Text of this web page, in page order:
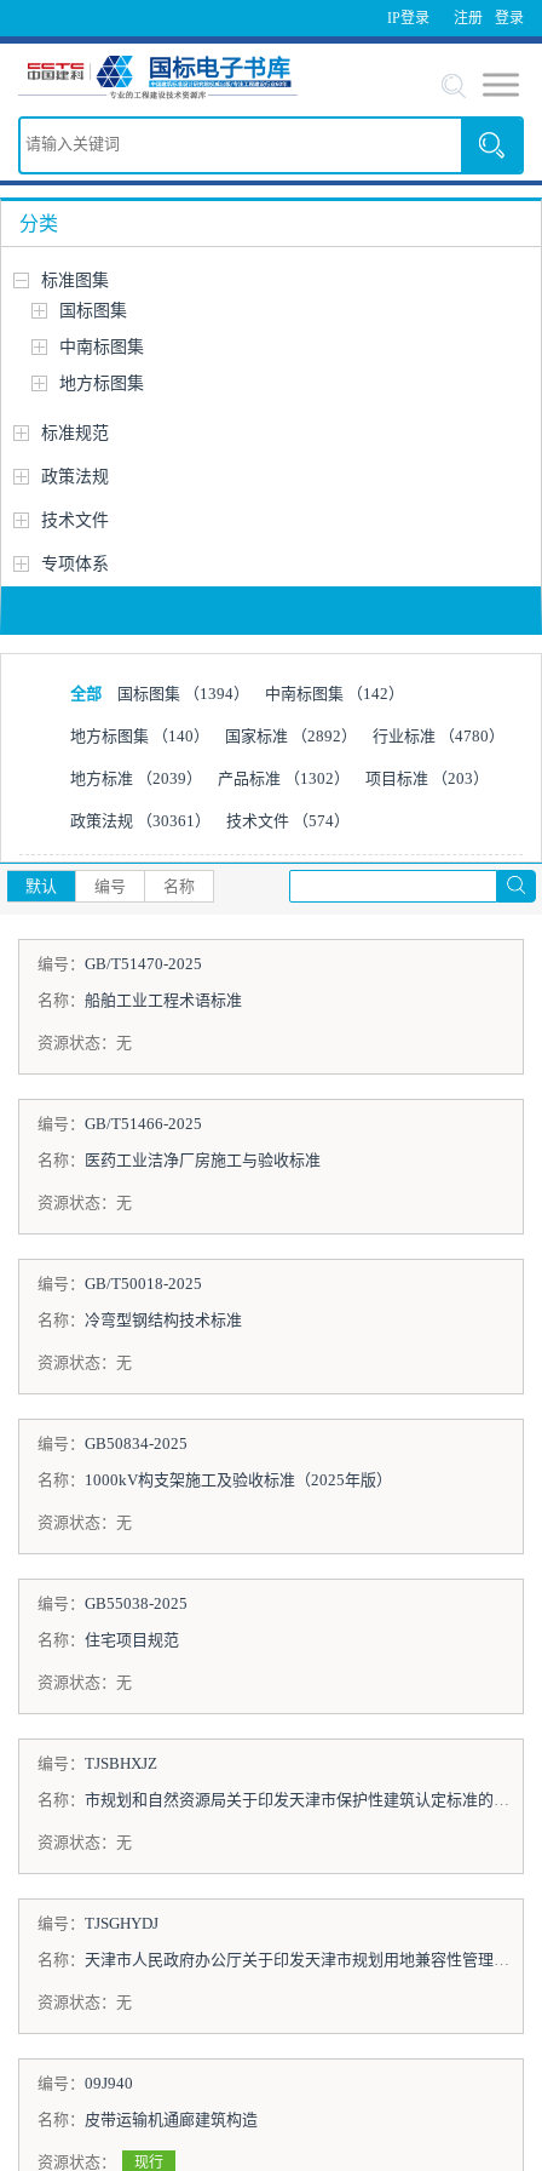
IP登录 登录
注册
分类
标准图集
国标图集
中南标图集
地方标图集
标准规范
政策法规
技术文件
专项体系
全部 国标图集 （1394） 中南标图集 （142）
地方标图集 （140） 国家标准 （2892） 行业标准 （4780）
地方标准 （2039） 产品标准 （1302） 项目标准 （203）
政策法规 （30361） 技术文件 （574）
默认 编号 名称
编号： GB/T51470-2025
名称： 船舶工业工程术语标准
资源状态： 无
编号： GB/T51466-2025
名称：
医药工业洁净厂房施工与验收标准
资源状态： 无
编号： GB/T50018-2025
名称： 冷弯型钢结构技术标准
资源状态： 无
编号： GB50834-2025
名称： 1000kV构支架施工及验收标准（2025年版）
资源状态： 无
编号： GB55038-2025
名称： 住宅项目规范
资源状态： 无
编号： TJSBHXJZ
名称： 市规划和自然资源局关于印发天津市保护性建筑认定标准的通知
资源状态： 无
编号： TJSGHYDJ
名称： 天津市人民政府办公厅关于印发天津市规划用地兼容性管理暂行规定的通知
资源状态： 无
编号： 09J940
名称： 皮带运输机通廊建筑构造
资源状态： 现行